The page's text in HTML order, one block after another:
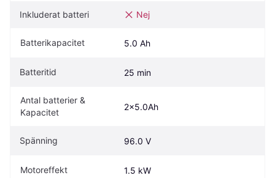
Inkluderat batteri Nej
Batterikapacitet 5.0 Ah
Batteritid 25 min
Antal batterier &
Kapacitet
2x5.0Ah
Spänning 96.0 V
Motoreffekt 1.5 kW